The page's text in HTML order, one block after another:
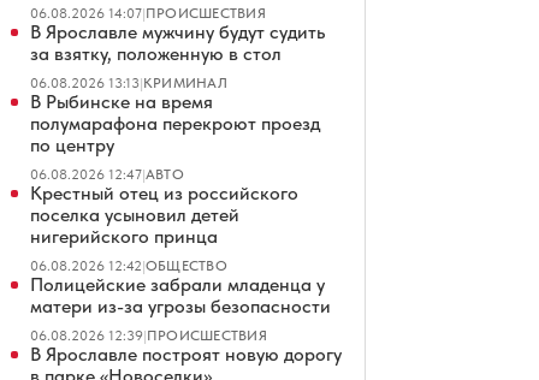
06.08.2026 14:07|ПРОИСШЕСТВИЯ
В Ярославле мужчину будут судить
за взятку, положенную в стол
06.08.2026 13:13|КРИМИНАЛ
В Рыбинске на время
полумарафона перекроют проезд
по центру
06.08.2026 12:47|АВТО
Крестный отец из российского
поселка усыновил детей
нигерийского принца
06.08.2026 12:42|ОБЩЕСТВО
Полицейские забрали младенца у
матери из-за угрозы безопасности
06.08.2026 12:39|ПРОИСШЕСТВИЯ
В Ярославле построят новую дорогу